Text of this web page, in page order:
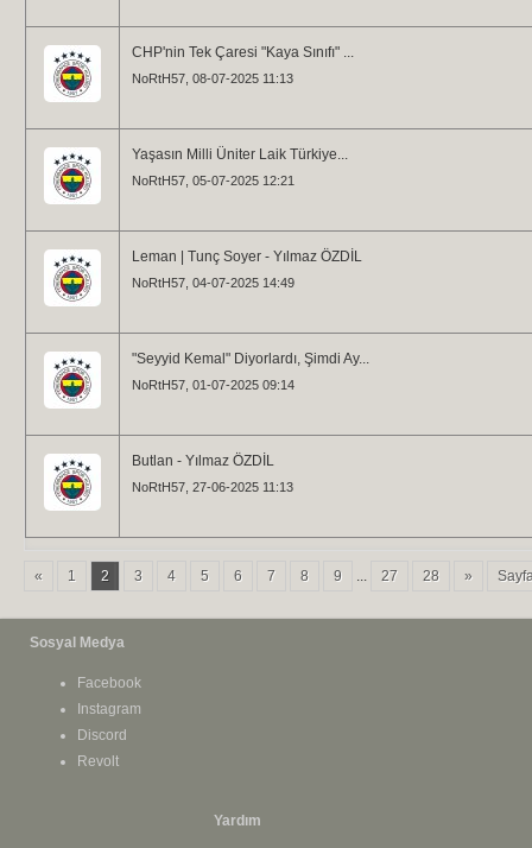
CHP'nin Tek Çaresi "Kaya Sınıfı" ...
NoRtH57 , 08-07-2025 11:13
Yaşasın Milli Üniter Laik Türkiye...
NoRtH57 , 05-07-2025 12:21
Leman | Tunç Soyer - Yılmaz ÖZDİL
NoRtH57 , 04-07-2025 14:49
"Seyyid Kemal" Diyorlardı, Şimdi Ay...
NoRtH57 , 01-07-2025 09:14
Butlan - Yılmaz ÖZDİL
NoRtH57 , 27-06-2025 11:13
« 1 2 3 4 5 6 7 8 9 ... 27 28 »
Sosyal Medya
Facebook
Instagram
Discord
Revolt
Yardım